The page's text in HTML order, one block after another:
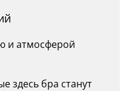
и атмосферой
здесь бра станут